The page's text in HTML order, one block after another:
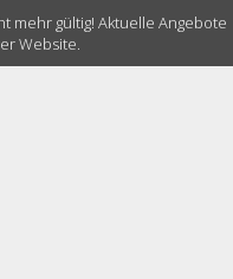
mehr gültig! Aktuelle Angebote
Website.